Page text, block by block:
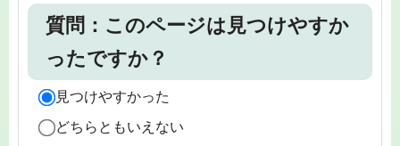
質問：このページは見つけやすか
ったですか？
見つけやすかった
どちらともいえない